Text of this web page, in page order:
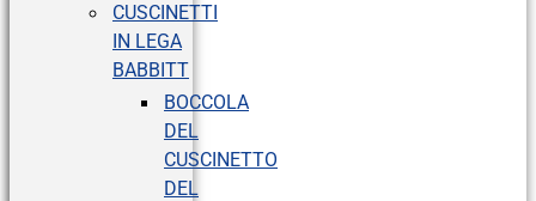
CUSCINETTI
IN LEGA
BABBITT
BOCCOLA
DEL
CUSCINETTO
DEL